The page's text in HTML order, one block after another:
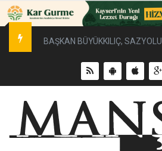
BAŞKAN BÜYÜKKILIÇ,